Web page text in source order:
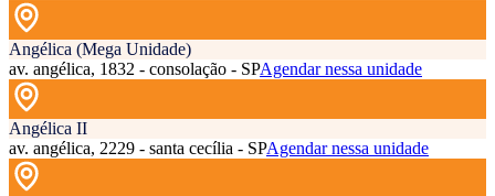
Angélica (Mega Unidade)
av. angélica, 1832 - consolação - SPAgendar nessa unidade
Angélica II
av. angélica, 2229 - santa cecília - SPAgendar nessa unidade